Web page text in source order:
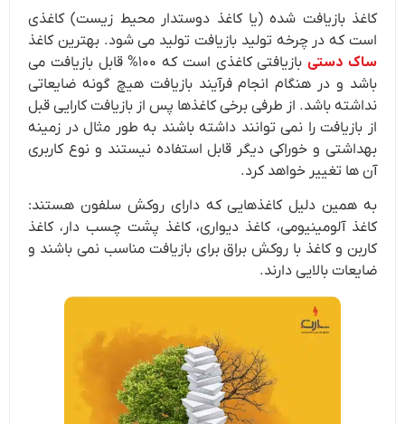
کاغذ بازیافت شده (یا کاغذ دوستدار محیط زیست) کاغذی
است که در چرخه تولید بازیافت تولید می شود. بهترین کاغذ
ساک دستی
بازیافتی کاغذی است که ۱۰۰% قابل بازیافت می
باشد و در هنگام انجام فرآیند بازیافت هیچ گونه ضایعاتی
نداشته باشد. از طرفی برخی کاغذها پس از بازیافت کارایی قبل
از بازیافت را نمی توانند داشته باشند به طور مثال در زمینه
بهداشتی و خوراکی دیگر قابل استفاده نیستند و نوع کاربری
آن ها تغییر خواهد کرد.
به همین دلیل کاغذهایی که دارای روکش سلفون هستند:
کاغذ آلومینیومی، کاغذ دیواری، کاغذ پشت چسب دار، کاغذ
کاربن و کاغذ با روکش براق برای بازیافت مناسب نمی باشند و
ضایعات بالایی دارند.